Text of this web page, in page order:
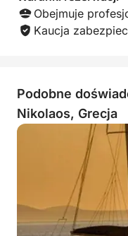
muzyki. To
każdemu
Obejmuje
Kaucja
Podobne
Nikolaos, Grecja